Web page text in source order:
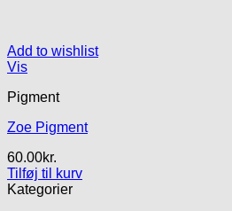
Add to wishlist
Vis
Pigment
Zoe Pigment
60.00kr.
Tilføj til kurv
Kategorier